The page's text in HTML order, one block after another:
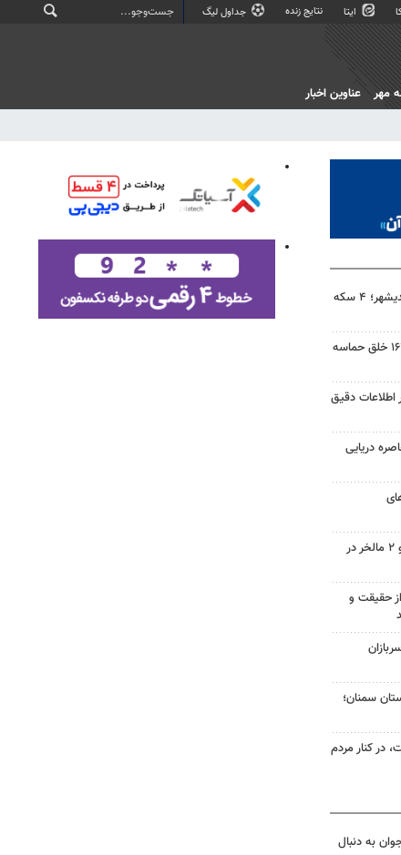
ایتا نتایج زنده جداول لیگ
مهر عناوین اخبار
دستگیری ۳ حفار غیرمجاز در مهدیشهر؛ ۴ سکه
میدان‌داری شهرکردی‌ها در موج ۱۶۱ خلق حماسه
اطلاعات دقیق
دریایی
دستگیری سارقان موتورسیکلت و ۲ مالخر در
حقیقت و
استان سمنان؛
در کنار مردم
به دنبال